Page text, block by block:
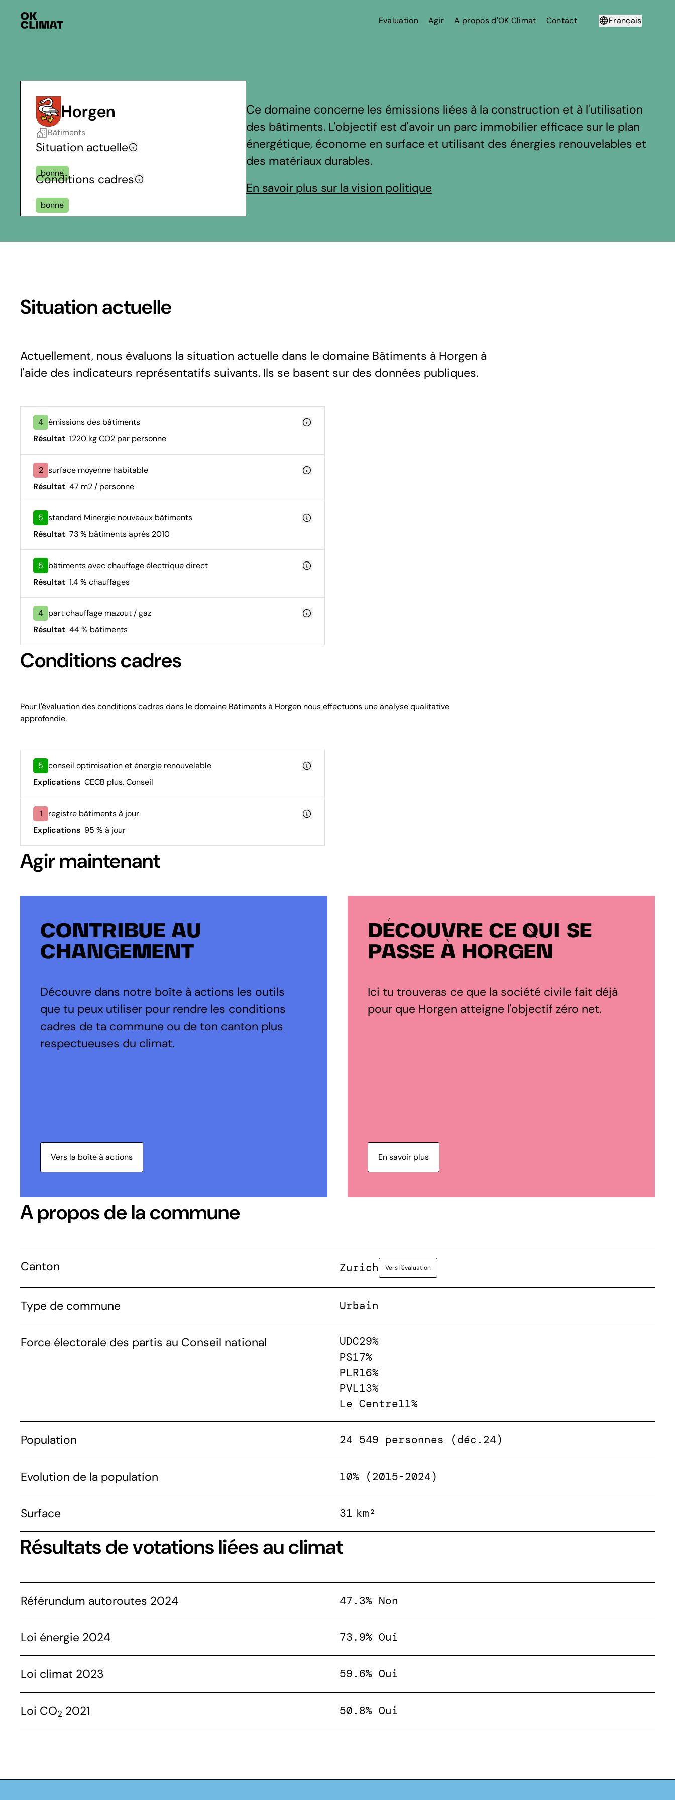
Evaluation Agir A propos d'OK Climat Contact
Français
Horgen
Bâtiments
Situation actuelle
bonne
Conditions cadres
bonne
Ce domaine concerne les émissions liées à la construction et à l'utilisation
des bâtiments. L'objectif est d'avoir un parc immobilier efficace sur le plan
énergétique, économe en surface et utilisant des énergies renouvelables et
des matériaux durables.
En savoir plus sur la vision politique
Situation actuelle
Actuellement, nous évaluons la situation actuelle dans le domaine Bâtiments à Horgen à
l'aide des indicateurs représentatifs suivants. Ils se basent sur des données publiques.
4 émissions des bâtiments
Résultat 1220 kg CO2 par personne
2 surface moyenne habitable
Résultat 47 m2 / personne
5 standard Minergie nouveaux bâtiments
Résultat 73 % bâtiments après 2010
5 bâtiments avec chauffage électrique direct
Résultat 1.4 % chauffages
4 part chauffage mazout / gaz
Résultat 44 % bâtiments
Conditions cadres
Pour l'évaluation des conditions cadres dans le domaine Bâtiments à Horgen nous effectuons une analyse qualitative
approfondie.
5 conseil optimisation et énergie renouvelable
Explications CECB plus, Conseil
1
registre bâtiments à jour
Explications 95 % à jour
Agir maintenant
CONTRIBUE AU
CHANGEMENT
Découvre dans notre boîte à actions les outils
que tu peux utiliser pour rendre les conditions
cadres de ta commune ou de ton canton plus
respectueuses du climat.
Vers la boîte à actions
DÉCOUVRE CE QUI SE
PASSE À HORGEN
Ici tu trouveras ce que la société civile fait déjà
pour que Horgen atteigne l'objectif zéro net.
En savoir plus
A propos de la commune
Canton Zurich Vers l'évaluation
Type de commune Urbain
Force électorale des partis au Conseil national UDC29%
PS17%
PLR16%
PVL13%
Le Centre11%
Population 24 549 personnes (déc.24)
Evolution de la population 10% (2015-2024)
Surface 31 km²
Résultats de votations liées au climat
Référundum autoroutes 2024 47.3% Non
Loi énergie 2024 73.9% Oui
Loi climat 2023 59.6% Oui
Loi CO2 2021 50.8% Oui